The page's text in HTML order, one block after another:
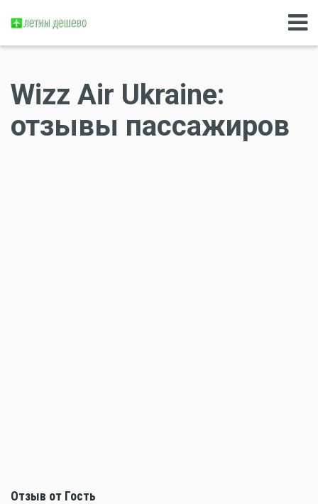
Wizz Air Ukraine:
отзывы пассажиров
Отзыв от Гость